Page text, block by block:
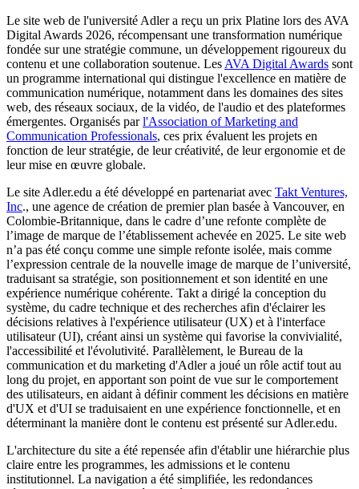
Le site web de l'université Adler a reçu un prix Platine lors des AVA
Digital Awards 2026, récompensant une transformation numérique
fondée sur une stratégie commune, un développement rigoureux du
contenu et une collaboration soutenue. Les AVA Digital Awards sont
un programme international qui distingue l'excellence en matière de
communication numérique, notamment dans les domaines des sites
web, des réseaux sociaux, de la vidéo, de l'audio et des plateformes
émergentes. Organisés parl'Association of Marketing and
Communication Professionals, ces prix évaluent les projets en
fonction de leur stratégie, de leur créativité, de leur ergonomie et de
leur mise en œuvre globale.
Le site Adler.edu a été développé en partenariat avec Takt Ventures,
Inc., une agence de création de premier plan basée à Vancouver, en
Colombie-Britannique, dans le cadre d’une refonte complète de
l’image de marque de l’établissement achevée en 2025. Le site web
n’a pas été conçu comme une simple refonte isolée, mais comme
l’expression centrale de la nouvelle image de marque de l’université,
traduisant sa stratégie, son positionnement et son identité en une
expérience numérique cohérente. Takt a dirigé la conception du
système, du cadre technique et des recherches afin d'éclairer les
décisions relatives à l'expérience utilisateur (UX) et à l'interface
utilisateur (UI), créant ainsi un système qui favorise la convivialité,
l'accessibilité et l'évolutivité. Parallèlement, le Bureau de la
communication et du marketing d'Adler a joué un rôle actif tout au
long du projet, en apportant son point de vue sur le comportement
des utilisateurs, en aidant à définir comment les décisions en matière
d'UX et d'UI se traduisaient en une expérience fonctionnelle, et en
déterminant la manière dont le contenu est présenté sur Adler.edu.
L'architecture du site a été repensée afin d'établir une hiérarchie plus
claire entre les programmes, les admissions et le contenu
institutionnel. La navigation a été simplifiée, les redondances